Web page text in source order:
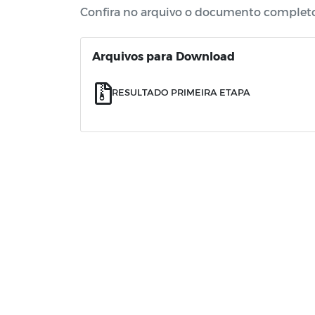
Confira no arquivo o documento
Arquivos para Download
RESULTADO PRIMEIRA ETAPA